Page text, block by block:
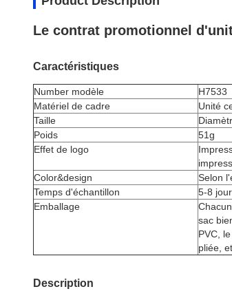
Le contrat promotionnel
Caractéristiques
Number modèle
H7533
Matériel de cadre
Unité
Taille
Poids
51g
Effet de logo
Color&design
Selon
Temps d'échantillon
5-8
Emballage
sac
PVC,
pliée,
Description